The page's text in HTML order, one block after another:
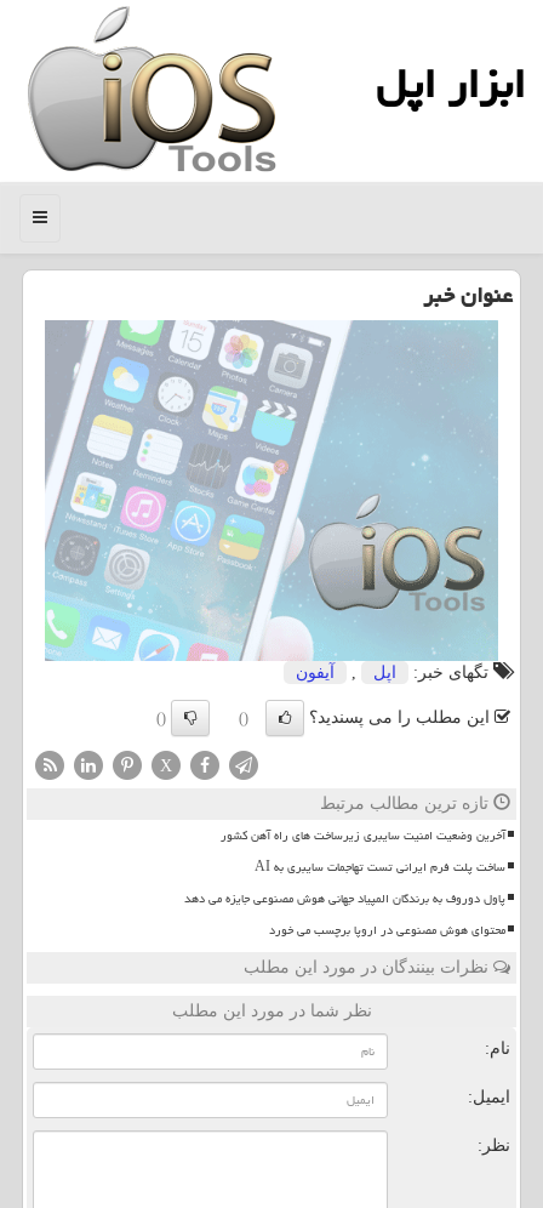
ابزار اپل
منو
عنوان خبر
تگهای خبر: اپل آیفون
این مطلب را می پسندید؟ ()
()
X
تازه ترین مطالب مرتبط
آخرین وضعیت امنیت سایبری زیرساخت های راه آهن کشور
ساخت پلت فرم ایرانی تست تهاجمات سایبری به AI
پاول دوروف به برندگان المپیاد جهانی هوش مصنوعی جایزه می دهد
محتوای هوش مصنوعی در اروپا برچسب می خورد
نظرات بینندگان در مورد این مطلب
نظر شما در مورد این مطلب
نام:
ایمیل:
نظر: